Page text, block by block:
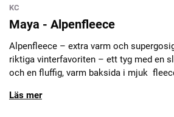
KC
Maya - Alpenfleece
Alpenfleece – extra varm och
riktiga vinterfavoriten – ett tyg med en
och en fluffig, varm baksida i mjuk
Läs mer